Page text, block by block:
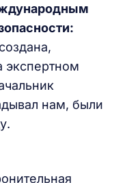
экспертном
нам, были